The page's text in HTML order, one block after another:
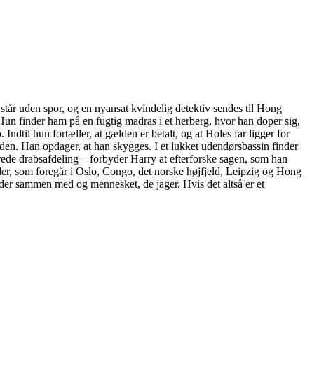
uden spor, og en nyansat kvindelig detektiv sendes til Hong
finder ham på en fugtig madras i et herberg, hvor han doper sig,
Indtil hun fortæller, at gælden er betalt, og at Holes far ligger for
Han opdager, at han skygges. I et lukket udendørsbassin finder
drabsafdeling – forbyder Harry at efterforske sagen, som han
som foregår i Oslo, Congo, det norske højfjeld, Leipzig og Hong
sammen med og mennesket, de jager. Hvis det altså er et